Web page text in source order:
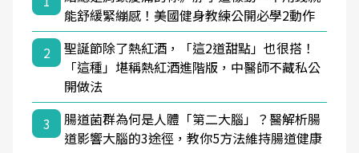
能舒緩緊繃感！美國健身教練公開必學2動作
2
聖誕節除了熱紅酒，「這2道甜點」也很搭！
「這種」堪稱熱紅酒進階版，中醫師不藏私公
開做法
3
腸道菌群為何是人體「第二大腦」？醫解析腸
道影響大腦的3途徑，教你5方法維持腸道健康